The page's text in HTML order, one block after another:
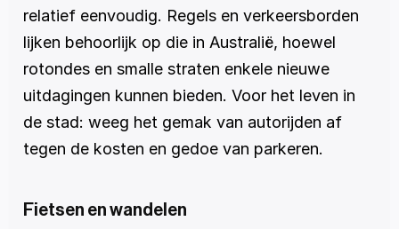
relatief eenvoudig. Regels en verkeersborden
lijken behoorlijk op die in Australië, hoewel
rotondes en smalle straten enkele nieuwe
uitdagingen kunnen bieden. Voor het leven in
de stad: weeg het gemak van autorijden af
tegen de kosten en gedoe van parkeren.
Fietsen en wandelen